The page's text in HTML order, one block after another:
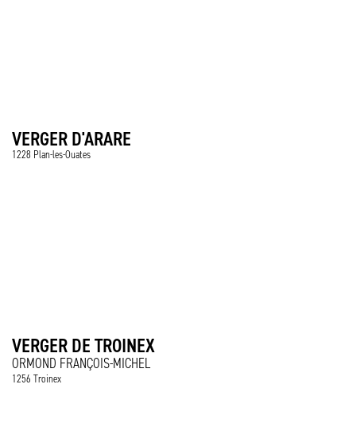
VERGER D'ARARE
1228 Plan-les-Ouates
VERGER DE TROINEX
ORMOND FRANÇOIS-MICHEL
1256 Troinex